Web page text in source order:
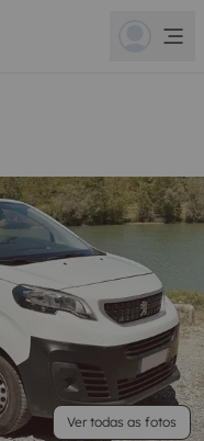
Ver todas as fotos